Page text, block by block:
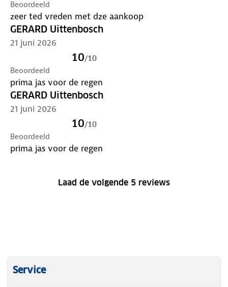
Beoordeeld
zeer ted vreden met dze aankoop
GERARD Uittenbosch
21 juni 2026
10/10
Beoordeeld
prima jas voor de regen
GERARD Uittenbosch
21 juni 2026
10/10
Beoordeeld
prima jas voor de regen
Laad de volgende 5 reviews
Service